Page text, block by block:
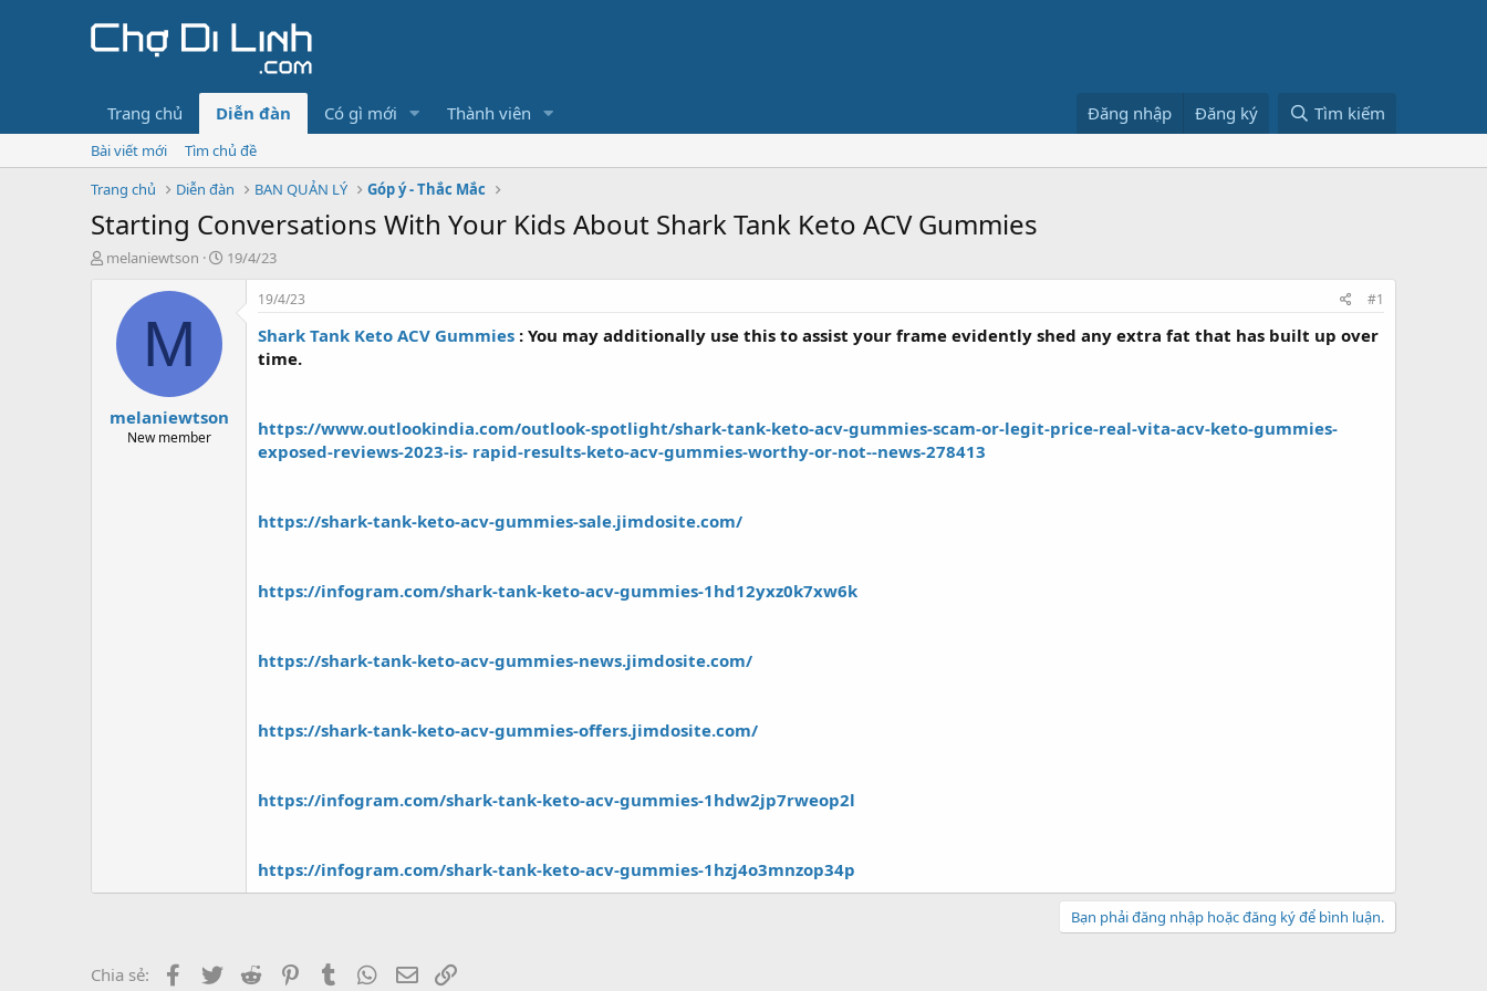
Trang chủ Diễn đàn Có gì mới Thành viên Đăng nhập Đăng ký Tìm kiếm
Bài viết mới
Tìm chủ đề
Trang chủ
Diễn đàn BAN QUẢN LÝ Góp ý - Thắc Mắc
Starting Conversations With Your Kids About Shark Tank Keto ACV Gummies
T
a
melaniewtson
N
19/4/23
M
melaniewtson
New member
19/4/23 #1
Shark Tank Keto ACV Gummies : You may additionally use this to assist your frame evidently shed any extra fat that has built up over
time.
https://www.outlookindia.com/outlook-spotlight/shark-tank-keto-acv-gummies-scam-or-legit-price-real-vita-acv-keto-gummies-
exposed-reviews-2023-is- rapid-results-keto-acv-gummies-worthy-or-not--news-278413
https://shark-tank-keto-acv-gummies-sale.jimdosite.com/
https://infogram.com/shark-tank-keto-acv-gummies-1hd12yxz0k7xw6k
https://shark-tank-keto-acv-gummies-news.jimdosite.com/
https://shark-tank-keto-acv-gummies-offers.jimdosite.com/
https://infogram.com/shark-tank-keto-acv-gummies-1hdw2jp7rweop2l
https://infogram.com/shark-tank-keto-acv-gummies-1hzj4o3mnzop34p
Bạn phải đăng nhập hoặc đăng ký để bình luận.
Chia sẻ: Facebook
Twitter Reddit PinterestTumblrWhatsApp
Email